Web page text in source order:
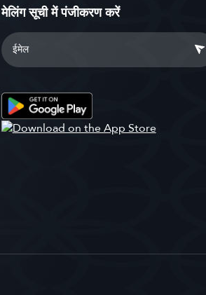
मेलिंग सूची में पंजीकरण करें